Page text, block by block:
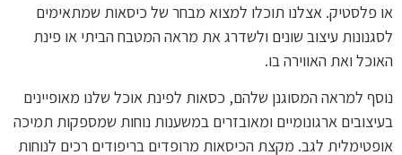
או פלסטיק. אצלנו תוכלו למצוא מבחר של כיסאות שמתאימים
לסגנונות עיצוב שונים ולשדרג את מראה המטבח הביתי או פינת
האוכל ואת האווירה בו.
נוסף למראה המסוגנן שלהם, כסאות לפינת אוכל שלנו מאופיינים
בעיצובים ארגונומיים ומאובזרים במשענות נוחות שמספקות תמיכה
אופטימלית לגב. מקצת הכיסאות מרופדים בריפודים רכים לנוחות